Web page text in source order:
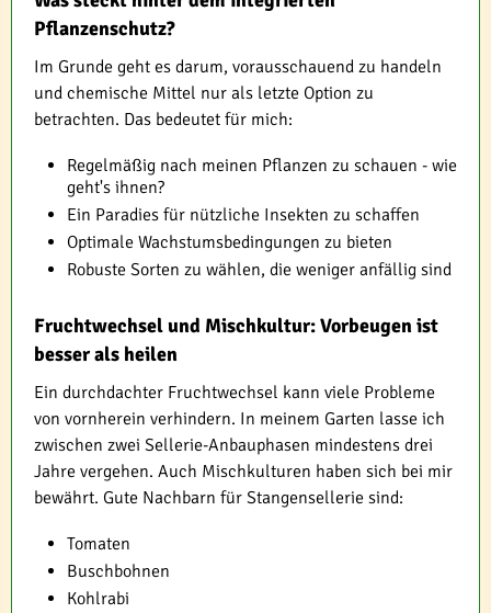
Pflanzenschutz?
Im Grunde geht es darum, vorausschauend zu handeln
und chemische Mittel nur als letzte Option zu
betrachten. Das bedeutet für mich:
Regelmäßig nach meinen Pflanzen zu schauen - wie
geht's ihnen?
Ein Paradies für nützliche Insekten zu schaffen
Optimale Wachstumsbedingungen zu bieten
Robuste Sorten zu wählen, die weniger anfällig sind
Fruchtwechsel und Mischkultur: Vorbeugen ist
besser als heilen
Ein durchdachter Fruchtwechsel kann viele Probleme
von vornherein verhindern. In meinem Garten lasse ich
zwischen zwei Sellerie-Anbauphasen mindestens drei
Jahre vergehen. Auch Mischkulturen haben sich bei mir
bewährt. Gute Nachbarn für Stangensellerie sind:
Tomaten
Buschbohnen
Kohlrabi